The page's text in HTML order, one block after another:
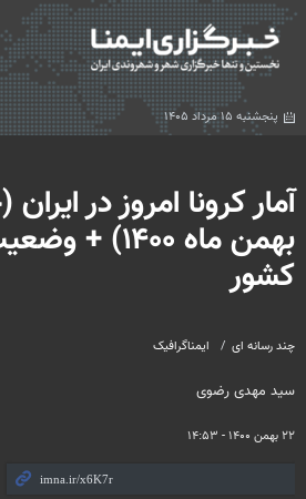
پنجشنبه ۱۵ مرداد ۱۴۰۵
چند رسانه ای ایمناگرافیک
سید مهدی رضوی
۲۲ بهمن ۱۴۰۰ - ۱۴:۵۳
بهمن ماه
کشور